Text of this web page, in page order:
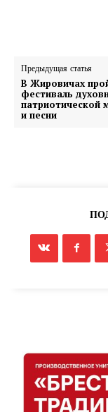
Предыдущая статья
В Жировичах
фестиваль
патриотической
и песни